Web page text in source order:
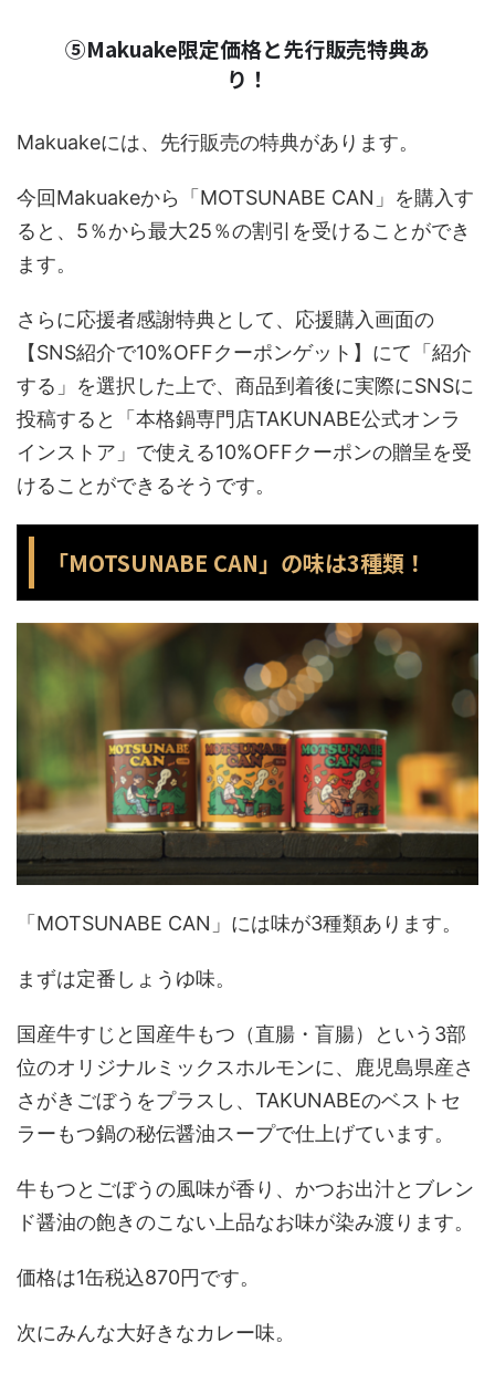
⑤Makuake限定価格と先行販売特典あ
り！
Makuakeには、先行販売の特典があります。
今回Makuakeから「MOTSUNABE CAN」を購入す
ると、5％から最大25％の割引を受けることができ
ます。
さらに応援者感謝特典として、応援購入画面の
【SNS紹介で10%OFFクーポンゲット】にて「紹介
する」を選択した上で、商品到着後に実際にSNSに
投稿すると「本格鍋専門店TAKUNABE公式オンラ
インストア」で使える10%OFFクーポンの贈呈を受
けることができるそうです。
「MOTSUNABE CAN」の味は3種類！
「MOTSUNABE CAN」には味が3種類あります。
まずは定番しょうゆ味。
国産牛すじと国産牛もつ（直腸・盲腸）という3部
位のオリジナルミックスホルモンに、鹿児島県産さ
さがきごぼうをプラスし、TAKUNABEのベストセ
ラーもつ鍋の秘伝醤油スープで仕上げています。
牛もつとごぼうの風味が香り、かつお出汁とブレン
ド醤油の飽きのこない上品なお味が染み渡ります。
価格は1缶税込870円です。
次にみんな大好きなカレー味。